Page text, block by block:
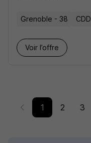
Grenoble - 38 CDD
Voir l’offre
1 2 3